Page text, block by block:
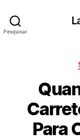
Pesquisar
Para